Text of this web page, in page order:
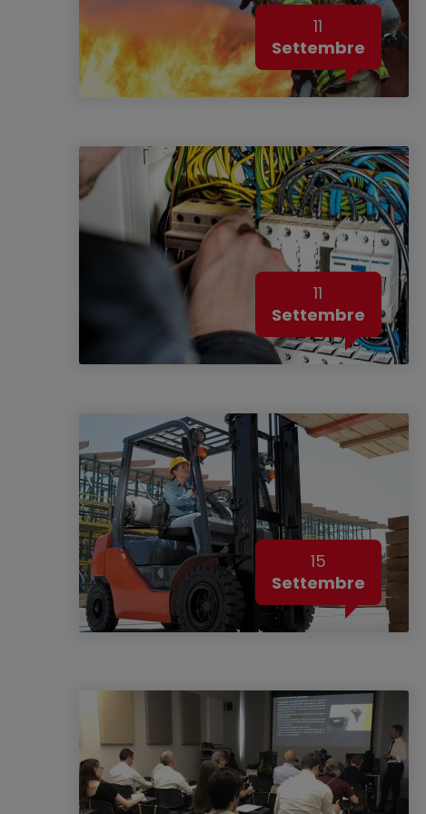
11
Settembre
11
Settembre
15
Settembre